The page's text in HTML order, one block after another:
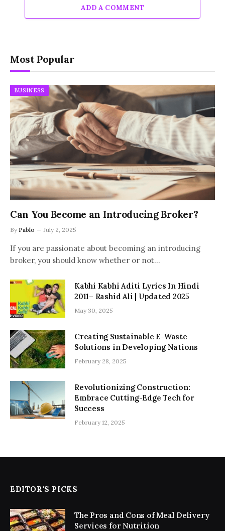
ADD A COMMENT
Most Popular
BUSINESS
Can You Become an Introducing Broker?
By Pablo July 2, 2025
If you are passionate about becoming an introducing
broker, you should know whether or not…
Kabhi Kabhi Aditi Lyrics In Hindi
2011– Rashid Ali | Updated 2025
May 30, 2025
Creating Sustainable E-Waste
Solutions in Developing Nations
February 28, 2025
Revolutionizing Construction:
Embrace Cutting-Edge Tech for
Success
February 12, 2025
EDITOR'S PICKS
The Pros and Cons of Meal Delivery
Services for Nutrition